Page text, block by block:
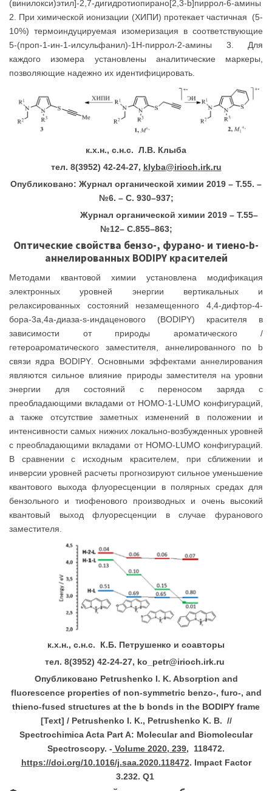
(винилокси)этил]-2,7-дигидротиопирано[2,3-b]пиррол-6-амины
2. При химической ионизации (ХИПИ) протекает частичная (5-
10%) термоиндуцируемая изомеризация в соответствующие
5-(проп-1-ин-1-илсульфанил)-1H-пиррол-2-амины 3. Для
каждого изомера установлены аналитические маркеры,
позволяющие надежно их идентифицировать.
к.х.н., с.н.с. Л.В. Клыба
тел. 8(3952) 42-24-27, klyba@irioch.irk.ru
Опубликовано: Журнал органической химии 2019 – Т.55. –
№6. – С. 930–937;
Журнал органической химии 2019 – Т.55–
№12– С.855–863;
Оптические свойства бензо-, фурано- и тиено-b-
аннелированных BODIPYкрасителей
Методами квантовой химии установлена модификация
электронных уровней энергии вертикальных и
релаксированных состояний незамещенного 4,4-дифтор-4-
бора-3a ,4a-диаза-s-индаценового (BODIPY) красителя в
зависимости от природы ароматического /
гетероароматического заместителя, аннелированного по b
связи ядра BODIPY. Основными эффектами аннелирования
являются сильное влияние природы заместителя на уровни
энергии для состояний с переносом заряда с
преобладающими вкладами от HOMO-1-LUMO конфигураций,
а также отсутствие заметных изменений в положении и
интенсивности самых нижних локально-возбужденных уровней
с преобладающими вкладами от HOMO-LUMOконфигураций.
В сравнении с исходным красителем, при сближении и
инверсии уровней расчеты прогнозируют сильное уменьшение
квантового выхода флуоресценции в полярных средах для
бензольного и тиофенового производных и очень высокий
квантовый выход флуоресценции в случае фуранового
заместителя.
к.х.н., с.н.с. К.Б. Петрушенко и соавторы
тел. 8(3952) 42-24-27, ko petr@irioch.irk.ru
Опубликовано Petrushenko I. K. Absorption and
fluorescence properties of non-symmetric benzo-, furo-, and
thieno-fused structures at the b bonds in the BODIPY frame
[Text] / Petrushenko I. K., Petrushenko K. B. //
Spectrochimica Acta Part A: Molecular and Biomolecular
Spectroscopy. - Volume 2020, 239, 118472.
https://doi.org/10.1016/j.saa.2020.118472. Impact Factor
3.232. Q1